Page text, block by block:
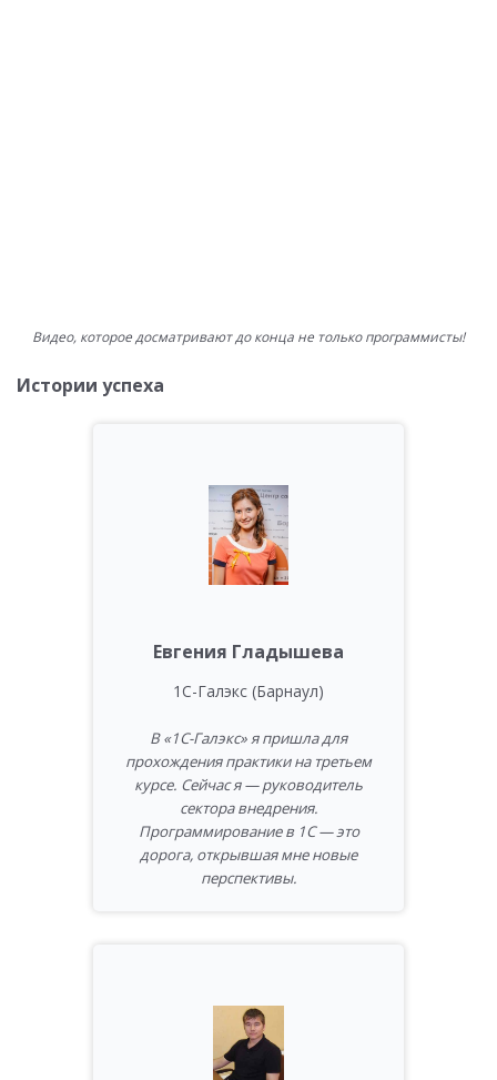
Видео, которое досматривают до конца не только программисты!
Истории успеха
Евгения Гладышева
1С-Галэкс (Барнаул)
В «1С-Галэкс» я пришла для
прохождения практики на третьем
курсе. Сейчас я — руководитель
сектора внедрения.
Программирование в 1С — это
дорога, открывшая мне новые
перспективы.